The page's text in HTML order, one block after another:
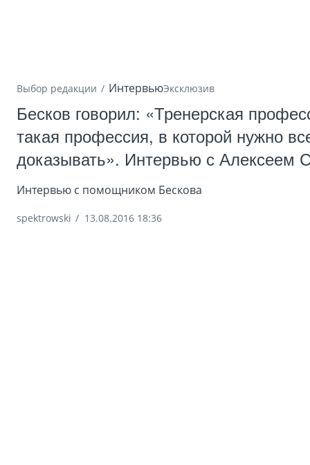
Выбор редакции ИнтервьюЭксклюзив
Бесков говорил: «Тренерская
такая профессия, в которой нужно
доказывать». Интервью с Алексеем
Интервью с помощником Бескова
spektrowski / 13.08.2016 18:36